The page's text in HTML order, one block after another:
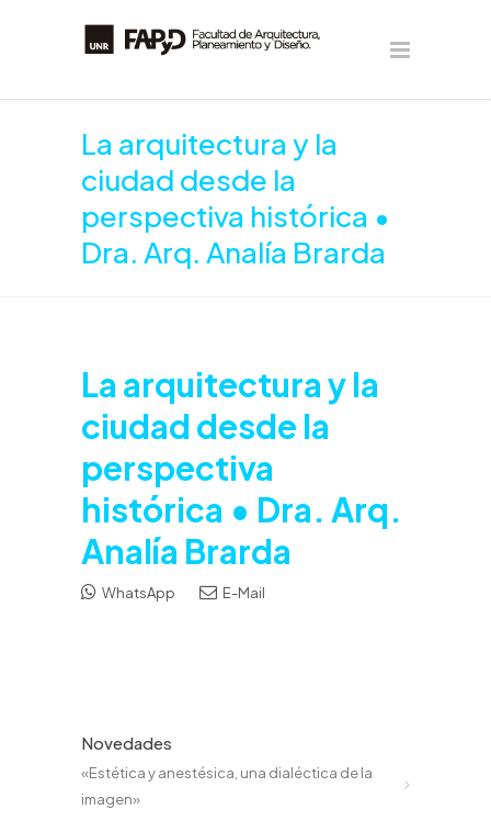
La arquitectura y la
ciudad desde la
perspectiva histórica •
Dra. Arq. Analía Brarda
La arquitectura y la
ciudad desde la
perspectiva
histórica • Dra. Arq.
Analía Brarda
WhatsApp E-Mail
Novedades
«Estética y anestésica, una dialéctica de la
imagen»